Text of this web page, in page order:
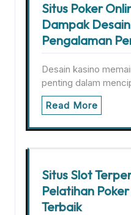
Situs Poker
Dampak
Pengalaman
Desain kasino
penting dalam
Read More
Situs Slot
Pelatihan
Terbaik